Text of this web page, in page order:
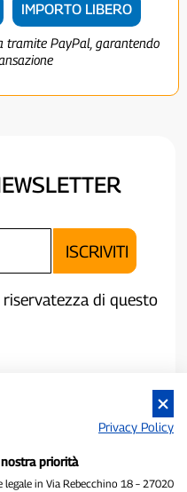
IMPORTO LIBERO
tramite PayPal, garantendo
di questo
Privacy Policy
priorità
in Via Rebecchino 18 – 27020